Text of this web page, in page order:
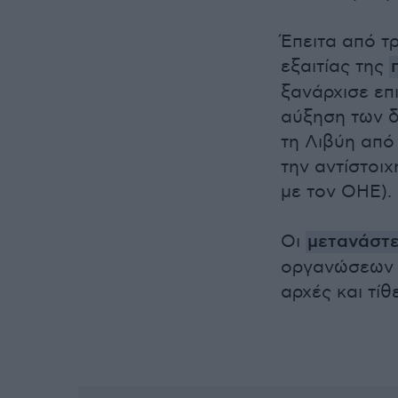
Έπειτα από
εξαιτίας της
ξανάρχισε
αύξηση των
τη Λιβύη από
την
με τον ΟΗΕ).
Οι
οργανώσεων
αρχές και